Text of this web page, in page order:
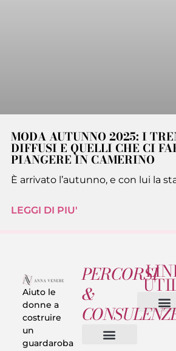
MODA AUTUNNO 2025: I
DIFFUSI E QUELLI CHE CI
PIANGERE IN CAMERINO
È arrivato l’autunno, e con lui la
LEGGI DI PIU'
Aiuto le
donne a
costruire
un
guardaroba
PERCORSI
&